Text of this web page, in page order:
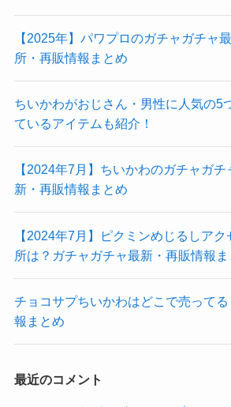
【2025年】パワプロのガチャガチャ
所・再販情報まとめ
ちいかわがおじさん・男性に人気の5
ているアイテムも紹介！
【2024年7月】ちいかわのガチャガ
新・再販情報まとめ
【2024年7月】ピクミンめじるしア
所は？ガチャガチャ最新・再販情報ま
チョコサプちいかわはどこで売って
報まとめ
最近のコメント